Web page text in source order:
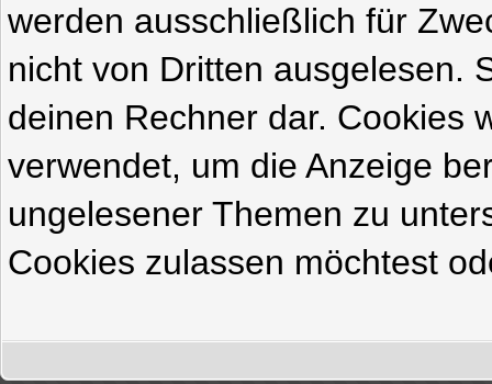
werden ausschließlich für
nicht von Dritten ausgelesen.
deinen Rechner dar. Cookies
verwendet, um die Anzeige
ungelesener Themen zu
Cookies zulassen möchtest